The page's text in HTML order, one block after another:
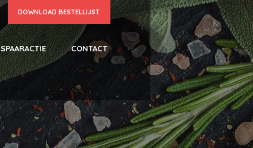
DOWNLOAD BESTELLIJST
SPAARACTIE CONTACT